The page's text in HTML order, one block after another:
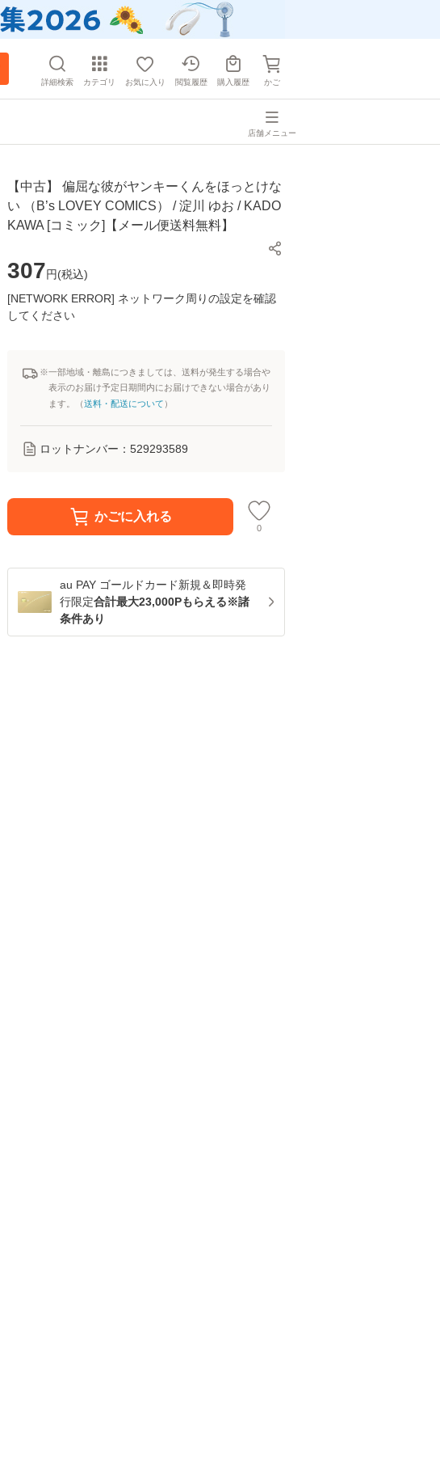
詳細検索 カテゴリ お気に入り 閲覧履歴 購入履歴 かご
店舗メニュー
【中古】 偏屈な彼がヤンキーくんをほっとけな
い （B’s LOVEY COMICS） / 淀川 ゆお / KADO
KAWA [コミック]【メール便送料無料】
307円(税込)
[NETWORK ERROR] ネットワーク周りの設定を確認
してください
※一部地域・離島につきましては、送料が発生する場合や
表示のお届け予定日期間内にお届けできない場合があり
ます。（送料・配送について ）
ロットナンバー： 529293589
かごに入れる
0
au PAY ゴールドカード新規＆即時発
行限定合計最大23,000Pもらえる※諸
条件あり